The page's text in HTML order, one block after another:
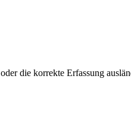
die korrekte Erfassung